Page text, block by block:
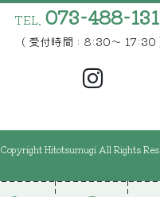
TEL. 073-488-
( 受付時間 : 8:30〜 17:30
Copyright Hitotsumugi All Rights